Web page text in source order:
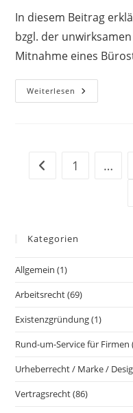
In diesem Beitrag
bzgl. der
Mitnahme eines
Weiterlesen
1 …
Kategorien
Allgemein (1)
Arbeitsrecht(69)
Existenzgründung(1)
Rund-um-Service für Firmen
Urheberrecht / Marke /
Vertragsrecht(86)